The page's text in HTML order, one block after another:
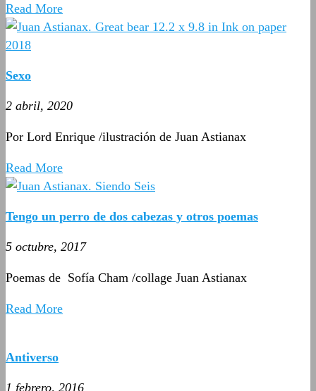
Read More
Sexo
2 abril, 2020
Por Lord Enrique /ilustración de Juan Astianax
Read More
Tengo un perro de dos cabezas y otros poemas
5 octubre, 2017
Poemas de Sofía Cham /collage Juan Astianax
Read More
Antiverso
1 febrero, 2016